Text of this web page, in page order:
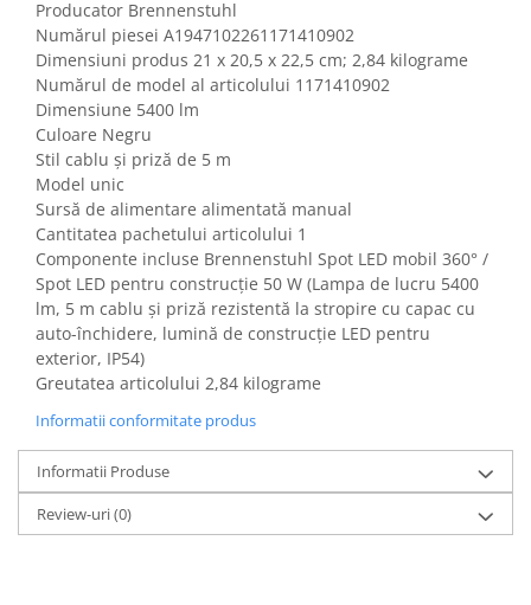
Articole Sanatate si Wellness
Consumabile sanitare
Cosmetice si produse ingrijire
personala
Igiena dentara
Jucarii, Copii & Bebe
Camera copilului
Hrana bebelusi
Igiena si ingrijire
Jucarii si Jocuri
Maternitate
Petshop
Acvaristica
Castroane si adapatori animale
Igiena animale de companie
Mobila si transport animale de
Producator Brennenstuhl
Numărul piesei ‎A1947102261171410902
Dimensiuni produs ‎21 x 20,5 x 22,5 cm; 2,84 kilograme
Numărul de model al articolului ‎1171410902
Dimensiune 5400 lm
Culoare Negru
Stil cablu și priză de 5 m
Model unic
Sursă de alimentare alimentată manual
Cantitatea pachetului articolului 1
Componente incluse ‎Brennenstuhl Spot LED mobil 360° /
Spot LED pentru construcție 50 W (Lampa de lucru 5400
lm, 5 m cablu și priză rezistentă la stropire cu capac cu
auto-închidere, lumină de construcție LED pentru
exterior, IP54)
Greutatea articolului 2,84 kilograme
Informatii conformitate produs
Informatii Produse
Review-uri(0)